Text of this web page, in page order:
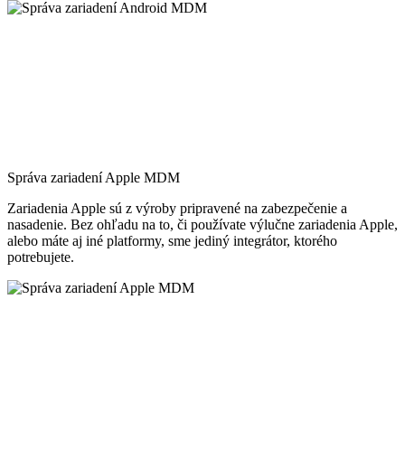
Správa zariadení Apple MDM
Zariadenia Apple sú z výroby pripravené na zabezpečenie a
nasadenie. Bez ohľadu na to, či používate výlučne zariadenia Apple,
alebo máte aj iné platformy, sme jediný integrátor, ktorého
potrebujete.